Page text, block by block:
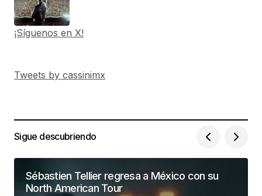
¡Síguenos en X!
Tweets by cassinimx
Sigue descubriendo
Sébastien Tellier regresa a México con su
North American Tour